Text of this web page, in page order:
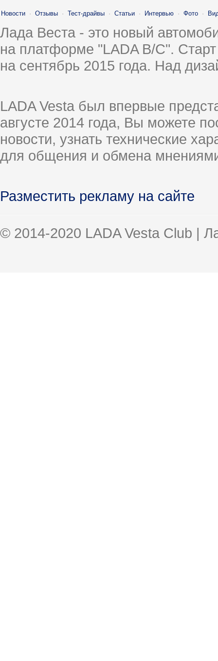
Новости · Отзывы · Тест-драйвы · Статьи · Интервью · Фото ·
Лада Веста - это новый
на платформе "LADA B/C".
на сентябрь 2015 года. Над
LADA Vesta был впервые
августе 2014 года, Вы можете
новости, узнать технические
для общения и обмена
Разместить рекламу на сайте
© 2014-2020 LADA Vesta Club |